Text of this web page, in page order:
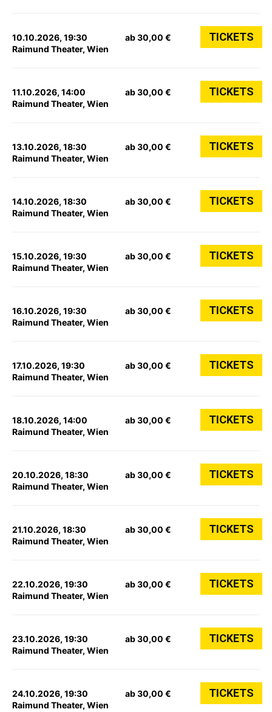
10.10.2026, 19:30
Raimund Theater, Wien
ab 30,00 € TICKETS
11.10.2026, 14:00
Raimund Theater, Wien
ab 30,00 € TICKETS
13.10.2026, 18:30
Raimund Theater, Wien
ab 30,00 € TICKETS
14.10.2026, 18:30
Raimund Theater, Wien
ab 30,00 € TICKETS
15.10.2026, 19:30
Raimund Theater, Wien
ab 30,00 € TICKETS
16.10.2026, 19:30
Raimund Theater, Wien
ab 30,00 € TICKETS
17.10.2026, 19:30
Raimund Theater, Wien
ab 30,00 € TICKETS
18.10.2026, 14:00
Raimund Theater, Wien
ab 30,00 € TICKETS
20.10.2026, 18:30
Raimund Theater, Wien
ab 30,00 € TICKETS
21.10.2026, 18:30
Raimund Theater, Wien
ab 30,00 € TICKETS
22.10.2026, 19:30
Raimund Theater, Wien
ab 30,00 € TICKETS
23.10.2026, 19:30
Raimund Theater, Wien
ab 30,00 € TICKETS
24.10.2026, 19:30
Raimund Theater, Wien
ab 30,00 € TICKETS